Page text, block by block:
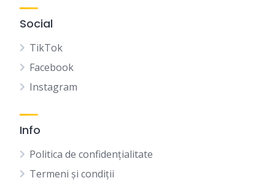
Social
TikTok
Facebook
Instagram
Info
Politica de confidențialitate
Termeni și condiții